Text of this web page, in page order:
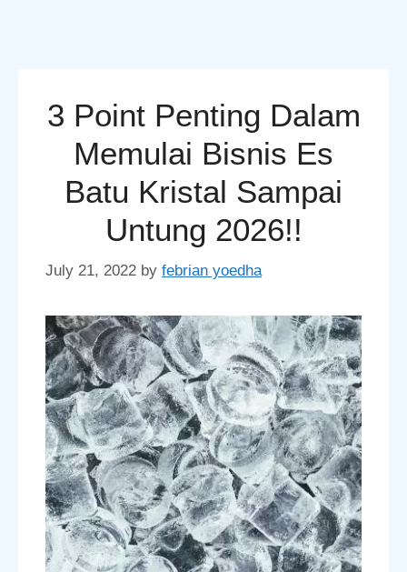
3 Point Penting Dalam
Memulai Bisnis Es
Batu Kristal Sampai
Untung 2026!!
July 21, 2022 by febrian yoedha